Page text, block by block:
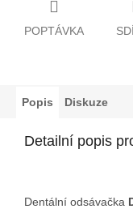
POPTÁVKA
Popis Diskuze
Detailní popis
Dentální odsávačka